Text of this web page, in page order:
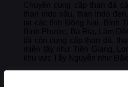
Chuyên cung cấp than đá
than indo nâu, than Indo
tại các tỉnh Đồng Nai, Bình
Bình Phước, Bà Rịa, Lâm
tôi còn cung cấp than đá,
miền tây như Tiền Giang,
khu vực Tây Nguyên như